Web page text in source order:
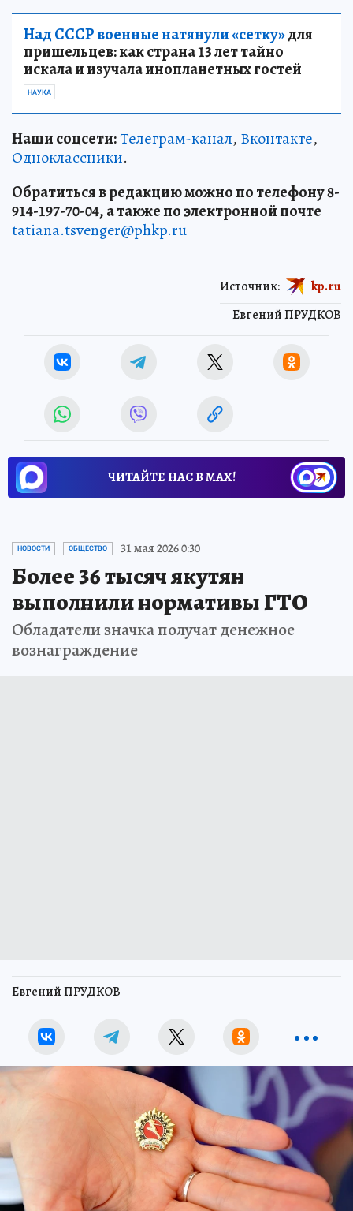
Над СССР военные натянули «сетку»для
пришельцев: как страна 13 лет тайно
искала и изучала инопланетных гостей
НАУКА
Наши соцсети:Телеграм-канал, Вконтакте,
Одноклассники.
Обратиться в редакцию можно по телефону 8-
914-197-70-04, а также по электронной почте
tatiana.tsvenger@phkp.ru
Евгений ПРУДКОВ
Источник: kp.ru
ЧИТАЙТЕ НАС В МАХ!
НОВОСТИ ОБЩЕСТВО 31 мая 2026 0:30
Более 36 тысяч якутян
выполнили нормативы ГТО
Обладатели значка получат денежное
вознаграждение
Евгений ПРУДКОВ